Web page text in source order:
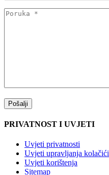
PRIVATNOST I UVJETI
Uvjeti privatnosti
Uvjeti upravljanja
Uvjeti korištenja
Sitemap